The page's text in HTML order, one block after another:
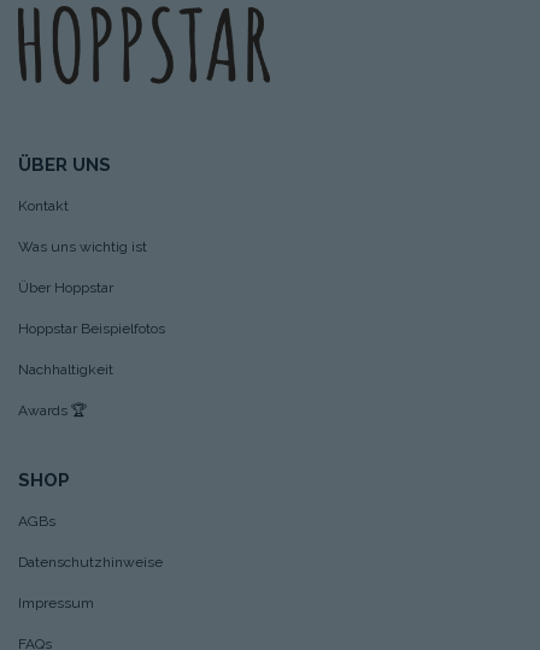
ÜBER UNS
Kontakt
Was uns wichtig ist
Über Hoppstar
Hoppstar Beispielfotos
Nachhaltigkeit
Awards 🏆
SHOP
AGBs
Datenschutzhinweise
Impressum
FAQs